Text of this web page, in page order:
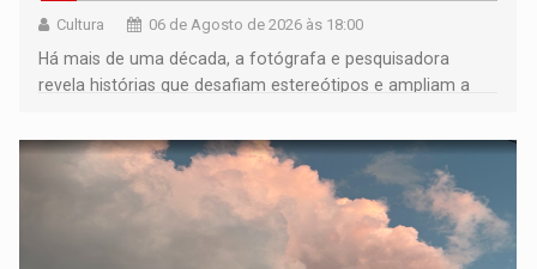
Cultura 06 de Agosto de 2026 às 18:00
Há mais de uma década, a fotógrafa e pesquisadora
revela histórias que desafiam estereótipos e ampliam a
negras